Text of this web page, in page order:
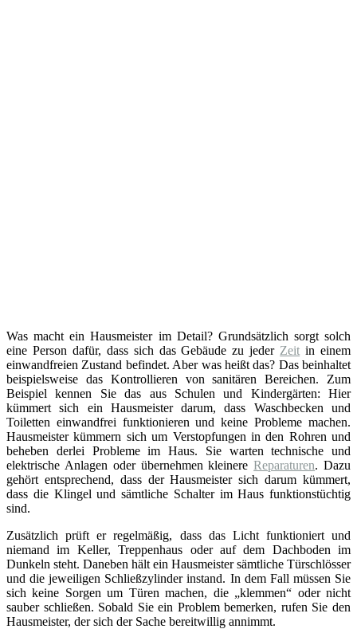
Was macht ein Hausmeister im Detail? Grundsätzlich sorgt solch
eine Person dafür, dass sich das Gebäude zu jeder Zeit in einem
einwandfreien Zustand befindet. Aber was heißt das? Das beinhaltet
beispielsweise das Kontrollieren von sanitären Bereichen. Zum
Beispiel kennen Sie das aus Schulen und Kindergärten: Hier
kümmert sich ein Hausmeister darum, dass Waschbecken und
Toiletten einwandfrei funktionieren und keine Probleme machen.
Hausmeister kümmern sich um Verstopfungen in den Rohren und
beheben derlei Probleme im Haus. Sie warten technische und
elektrische Anlagen oder übernehmen kleinereReparaturen. Dazu
gehört entsprechend, dass der Hausmeister sich darum kümmert,
dass die Klingel und sämtliche Schalter im Haus funktionstüchtig
sind.
Zusätzlich prüft er regelmäßig, dass das Licht funktioniert und
niemand im Keller, Treppenhaus oder auf dem Dachboden im
Dunkeln steht. Daneben hält ein Hausmeister sämtliche Türschlösser
und die jeweiligen Schließzylinder instand. In dem Fall müssen Sie
sich keine Sorgen um Türen machen, die „klemmen“ oder nicht
sauber schließen. Sobald Sie ein Problem bemerken, rufen Sie den
Hausmeister, der sich der Sache bereitwillig annimmt.